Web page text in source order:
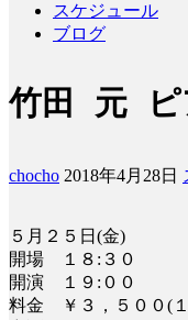
スケジュール
ブログ
竹田 元 ピ
chocho 2018年4月28日
５月２５日(金)
開場 １８:３０
開演 １９:００
料金 ￥３，５００(